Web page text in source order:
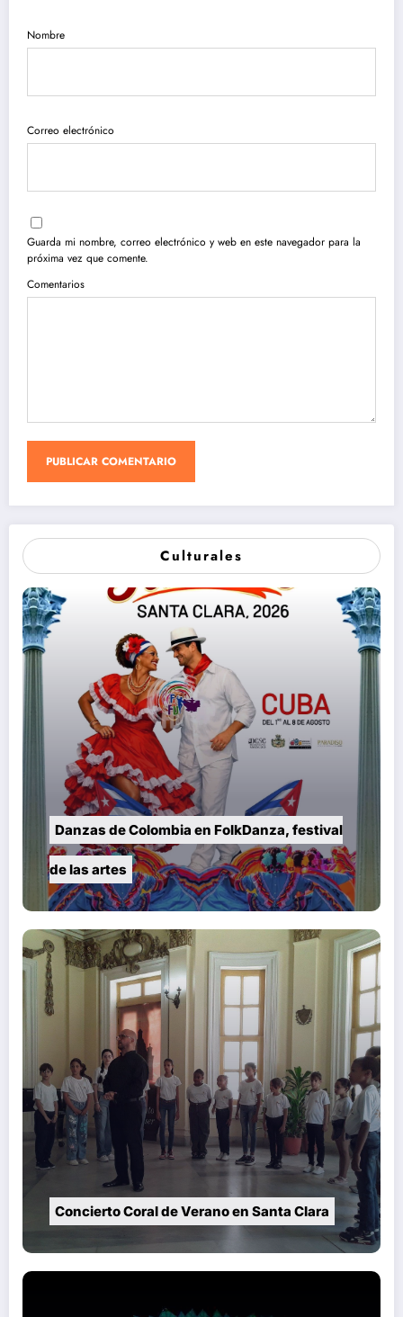
Nombre
Correo electrónico
Guarda mi nombre, correo electrónico y web en este navegador para la
próxima vez que comente.
Comentarios
Culturales
Danzas de Colombia en FolkDanza, festival
de las artes
Concierto Coral de Verano en Santa Clara